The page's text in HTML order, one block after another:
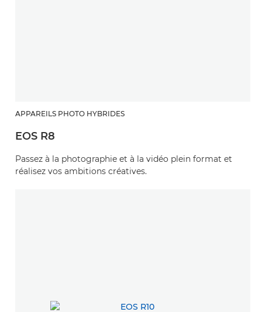
APPAREILS PHOTO HYBRIDES
EOS R8
Passez à la photographie et à la vidéo plein format et
réalisez vos ambitions créatives.